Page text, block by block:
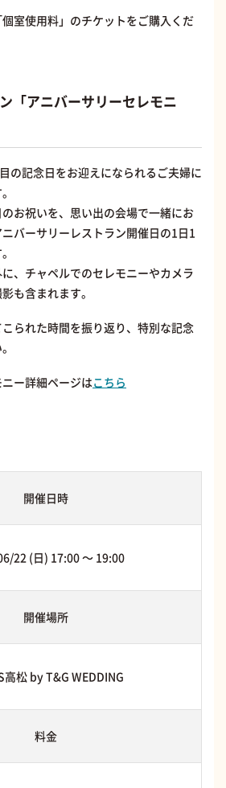
室使用料」のチケットをご購入くだ
「アニバーサリーセレモニ
の記念日をお迎えになられるご夫婦に
お祝いを、思い出の会場で一緒にお
バーサリーレストラン開催日の1日1
、チャペルでのセレモニーやカメラ
も含まれます。
られた時間を振り返り、特別な記念
ー詳細ページはこちら
開催日時
22 (日) 17:00 〜 19:00
開催場所
高松 by T&G WEDDING
料金